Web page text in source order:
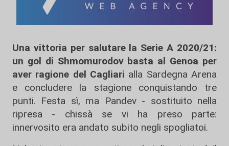
Una vittoria per salutare la Serie A 2020/21:
un gol di Shmomurodov basta al Genoa per
aver ragione del Cagliari alla Sardegna Arena
e concludere la stagione conquistando tre
punti. Festa sì, ma Pandev - sostituito nella
ripresa - chissà se vi ha preso parte:
innervosito era andato subito negli spogliatoi.